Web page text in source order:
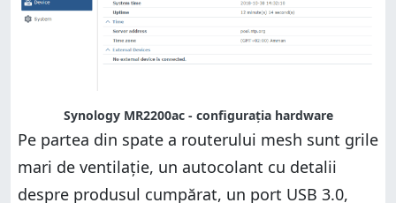
Synology MR2200ac - configurația hardware
Pe partea din spate a routerului mesh sunt grile
mari de ventilație, un autocolant cu detalii
despre produsul cumpărat, un port USB 3.0,